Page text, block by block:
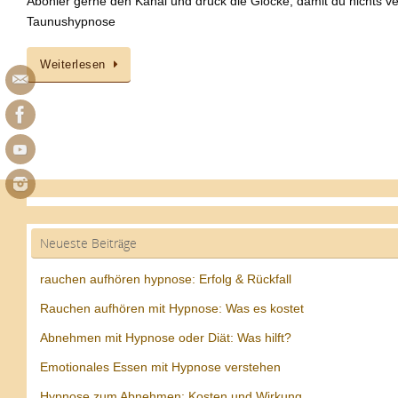
Taunushypnose
Weiterlesen
Neueste Beiträge
rauchen aufhören hypnose: Erfolg & Rückfall
Rauchen aufhören mit Hypnose: Was es kostet
Abnehmen mit Hypnose oder Diät: Was hilft?
Emotionales Essen mit Hypnose verstehen